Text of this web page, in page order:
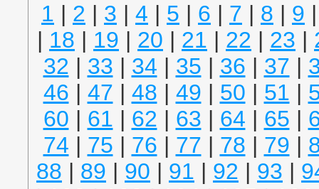
1 | 2 | 3 | 4 | 5 | 6 | 7 | 8 | 9
| 18 | 19 | 20 | 21 | 22 | 23 |
32 | 33 | 34 | 35 | 36 | 37 |
46 | 47 | 48 | 49 | 50 | 51 |
60 | 61 | 62 | 63 | 64 | 65 |
74 | 75 | 76 | 77 | 78 | 79 |
88 | 89 | 90 | 91 | 92 | 93 |